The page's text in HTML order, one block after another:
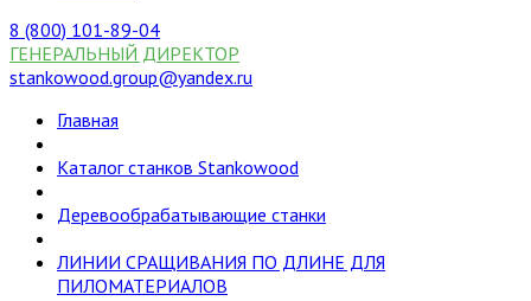
8 (800) 101-89-04
ГЕНЕРАЛЬНЫЙ ДИРЕКТОР
stankowood.group@yandex.ru
Главная
Каталог станков Stankowood
Деревообрабатывающие станки
ЛИНИИ СРАЩИВАНИЯ ПО ДЛИНЕ ДЛЯ
ПИЛОМАТЕРИАЛОВ